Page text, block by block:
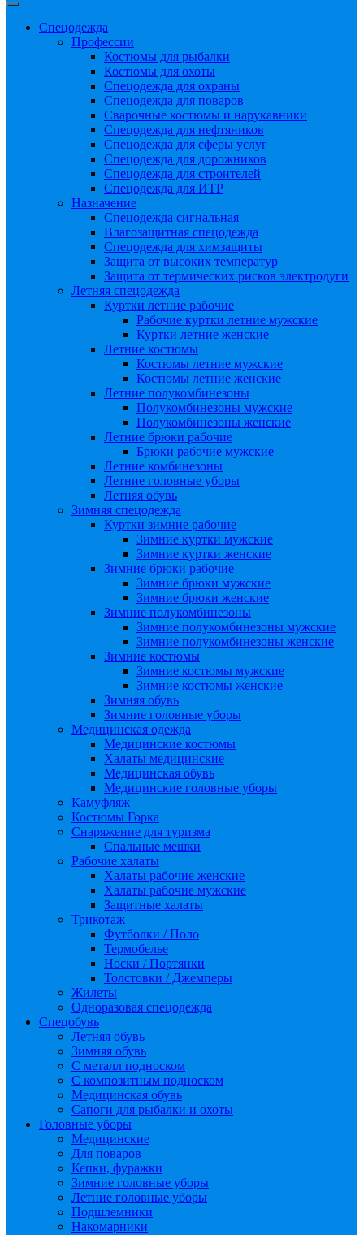
Спецодежда
Профессии
Костюмы для рыбалки
Костюмы для охоты
Спецодежда для охраны
Спецодежда для поваров
Сварочные костюмы и нарукавники
Спецодежда для нефтяников
Спецодежда для сферы услуг
Спецодежда для дорожников
Спецодежда для строителей
Спецодежда для ИТР
Назначение
Спецодежда сигнальная
Влагозащитная спецодежда
Спецодежда для химзащиты
Защита от высоких температур
Защита от термических рисков электродуги
Летняя спецодежда
Куртки летние рабочие
Рабочие куртки летние мужские
Куртки летние женские
Летние костюмы
Костюмы летние мужские
Костюмы летние женские
Летние полукомбинезоны
Полукомбинезоны мужские
Полукомбинезоны женские
Летние брюки рабочие
Брюки рабочие мужские
Летние комбинезоны
Летние головные уборы
Летняя обувь
Зимняя спецодежда
Куртки зимние рабочие
Зимние куртки мужские
Зимние куртки женские
Зимние брюки рабочие
Зимние брюки мужские
Зимние брюки женские
Зимние полукомбинезоны
Зимние полукомбинезоны мужские
Зимние полукомбинезоны женские
Зимние костюмы
Зимние костюмы мужские
Зимние костюмы женские
Зимняя обувь
Зимние головные уборы
Медицинская одежда
Медицинские костюмы
Халаты медицинские
Медицинская обувь
Медицинские головные уборы
Камуфляж
Костюмы Горка
Снаряжение для туризма
Спальные мешки
Рабочие халаты
Халаты рабочие женские
Халаты рабочие мужские
Защитные халаты
Трикотаж
Футболки / Поло
Термобелье
Носки / Портянки
Толстовки / Джемперы
Жилеты
Одноразовая спецодежда
Спецобувь
Летняя обувь
Зимняя обувь
С металл подноском
С композитным подноском
Медицинская обувь
Сапоги для рыбалки и охоты
Головные уборы
Медицинские
Для поваров
Кепки, фуражки
Зимние головные уборы
Летние головные уборы
Подшлемники
Накомарники